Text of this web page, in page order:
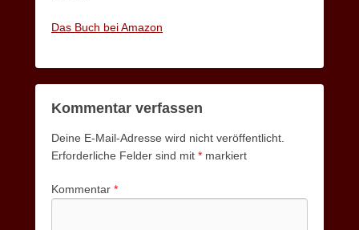
Das Buch bei Amazon
Kommentar verfassen
Deine E-Mail-Adresse wird nicht veröffentlicht.
Erforderliche Felder sind mit * markiert
Kommentar *